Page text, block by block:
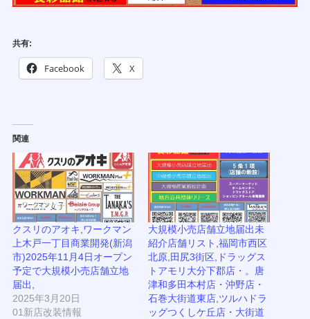
共有:
Facebook X
関連
クスリのアオキ,ワークマン
上木戸一丁目商業開発(新潟
市)2025年11月4日オープン
予定で大規模小売店舗立地
届出,
2025年3月20日
01新店改装情報
大規模小売店舗立地届出未
紹介店舗リスト,福岡市西区
北原,田尻3街区,ドラッグス
トアモリ大分下郡店・。唐
津和多田本村店・沖野店・
石巻大街道東店,ツルハドラ
ッグつくしケ丘店・大街道